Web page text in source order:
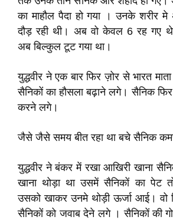
का माहौल पैदा हो गया । उनके शरीर मे
दौड़ रही थी। अब वो केवल 6रह गए
अब बिल्कुल टूट गया था।
युद्धवीर ने एक बार फिर ज़ोर से भारत
सैनिकों का हौसला बढ़ाने लगे। सैनिक
करने लगे।
जैसे जैसे समय बीत रहा था बचे सैनिक
युद्धवीर ने बंकर में रखा आखिरी खाना
खाना थोड़ा था उसमें सैनिकों का पेट
उसको खाकर उनमे थोड़ी ऊर्जा आई।
सैनिकों को जवाब देने लगे । सैनिकों की